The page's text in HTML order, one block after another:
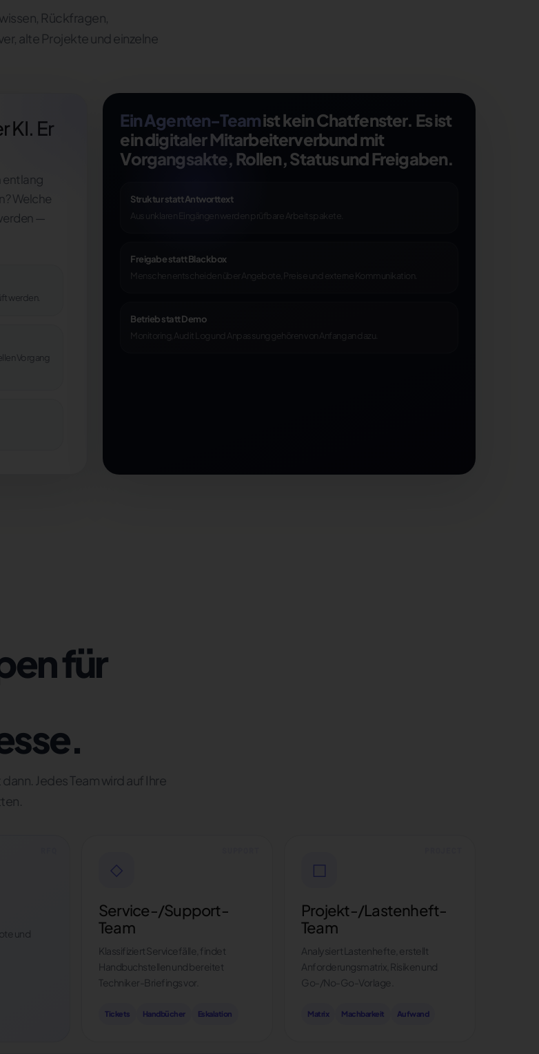
Rückfragen,
alte Projekte und einzelne
KI. Er
entlang
Welche
—
werden.
Vorgang
Ein Agenten-Teamist kein Chatfenster. Es ist
ein digitaler Mitarbeiterverbund mit
Vorgangsakte, Rollen, Status und Freigaben.
Struktur statt Antworttext
Aus unklaren Eingängen werden prüfbare Arbeitspakete.
Freigabe statt Blackbox
Menschen entscheiden über Angebote, Preise und externe Kommunikation.
Betrieb statt Demo
Monitoring, Audit Log und Anpassung gehören von Anfang an dazu.
für
Jedes Team wird auf Ihre
und
◇
Service-/Support-
Team
Klassifiziert Servicefälle, findet
Handbuchstellen und bereitet
Techniker-Briefings vor.
Tickets Handbücher Eskalation
□
Projekt-/Lastenheft-
Team
Analysiert Lastenhefte, erstellt
Anforderungsmatrix, Risiken und
Go-/No-Go-Vorlage.
Matrix Machbarkeit Aufwand